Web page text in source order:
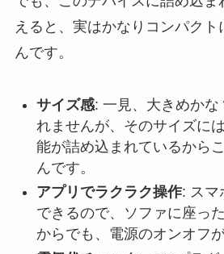
えると、実はかなりコンパクト
んです。
サイズ感: 一見、大きめかな
れませんが、そのサイズに
能が詰め込まれているから
んです。
アプリでラクラク操作: スマ
できるので、ソファに座っ
からでも、電源のオンオフ